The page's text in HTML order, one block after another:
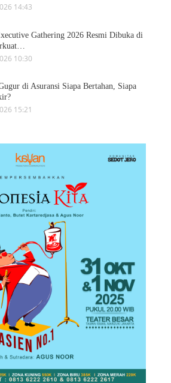
14:43
Gathering 2026 Resmi Dibuka di
10:30
di Asuransi Siapa Bertahan, Siapa
15:21